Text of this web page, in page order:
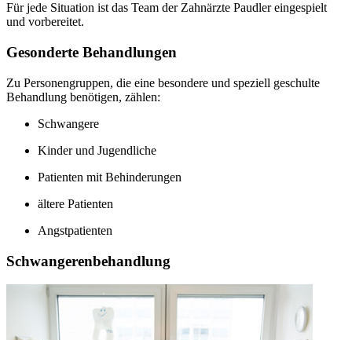
Für jede Situation ist das Team der Zahnärzte Paudler eingespielt
und vorbereitet.
Gesonderte Behandlungen
Zu Personengruppen, die eine besondere und speziell geschulte
Behandlung benötigen, zählen:
Schwangere
Kinder und Jugendliche
Patienten mit Behinderungen
ältere Patienten
Angstpatienten
Schwangerenbehandlung